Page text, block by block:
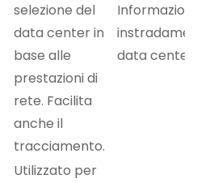
selezione del
data center in
base alle
prestazioni di
rete. Facilita
anche il
tracciamento.
Informazioni
data center
Utilizzato per